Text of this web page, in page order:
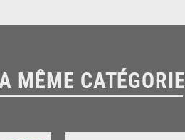
MÊME CATÉGORIE